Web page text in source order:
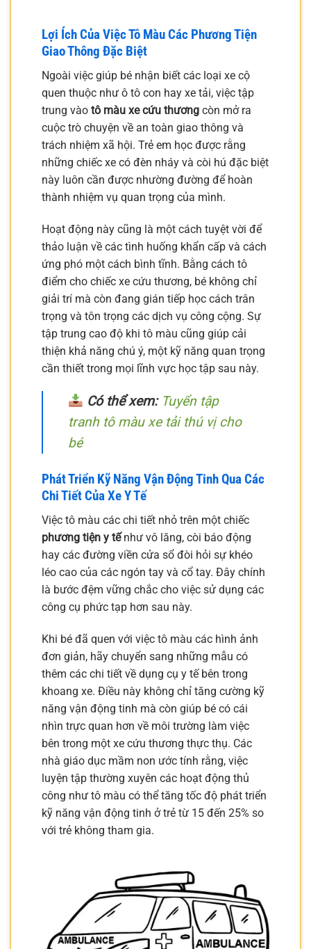
Lợi Ích Của Việc Tô Màu Các Phương Tiện
Giao Thông Đặc Biệt
Ngoài việc giúp bé nhận biết các loại xe cộ
quen thuộc như ô tô con hay xe tải, việc tập
trung vào tô màu xe cứu thương còn mở ra
cuộc trò chuyện về an toàn giao thông và
trách nhiệm xã hội. Trẻ em học được rằng
những chiếc xe có đèn nháy và còi hú đặc biệt
này luôn cần được nhường đường để hoàn
thành nhiệm vụ quan trọng của mình.
Hoạt động này cũng là một cách tuyệt vời để
thảo luận về các tình huống khẩn cấp và cách
ứng phó một cách bình tĩnh. Bằng cách tô
điểm cho chiếc xe cứu thương, bé không chỉ
giải trí mà còn đang gián tiếp học cách trân
trọng và tôn trọng các dịch vụ công cộng. Sự
tập trung cao độ khi tô màu cũng giúp cải
thiện khả năng chú ý, một kỹ năng quan trọng
cần thiết trong mọi lĩnh vực học tập sau này.
Có thể xem: Tuyển tập
tranh tô màu xe tải thú vị cho
bé
Phát Triển Kỹ Năng Vận Động Tinh Qua Các
Chi Tiết Của Xe Y Tế
Việc tô màu các chi tiết nhỏ trên một chiếc
phương tiện y tếnhư vô lăng, còi báo động
hay các đường viền cửa sổ đòi hỏi sự khéo
léo cao của các ngón tay và cổ tay. Đây chính
là bước đệm vững chắc cho việc sử dụng các
công cụ phức tạp hơn sau này.
Khi bé đã quen với việc tô màu các hình ảnh
đơn giản, hãy chuyển sang những mẫu có
thêm các chi tiết về dụng cụ y tế bên trong
khoang xe. Điều này không chỉ tăng cường kỹ
năng vận động tinh mà còn giúp bé có cái
nhìn trực quan hơn về môi trường làm việc
bên trong một xe cứu thương thực thụ. Các
nhà giáo dục mầm non ước tính rằng, việc
luyện tập thường xuyên các hoạt động thủ
công như tô màu có thể tăng tốc độ phát triển
kỹ năng vận động tinh ở trẻ từ 15 đến 25% so
với trẻ không tham gia.